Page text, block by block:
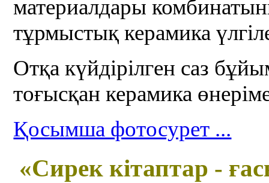
материалдары
тұрмыстық керамика
Отқа күйдірілген саз
тоғысқан керамика
Қосымша фотосурет ...
«Сирек кітаптар -